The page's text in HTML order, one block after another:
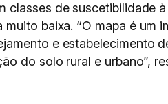
classes de suscetibilidade
baixa. “O mapa é um
e estabelecimento
do solo rural e urbano”,